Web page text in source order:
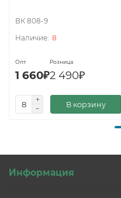
ВК 808-9
8
Опт
1 660₽
Розница
2 490₽
В корзину
Информация